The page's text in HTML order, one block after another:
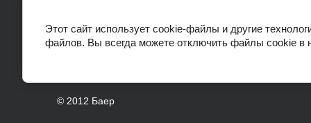
© 2012 Баер
Этот сайт использует cookie-файлы и другие
файлов. Вы всегда можете отключить файлы cookie в